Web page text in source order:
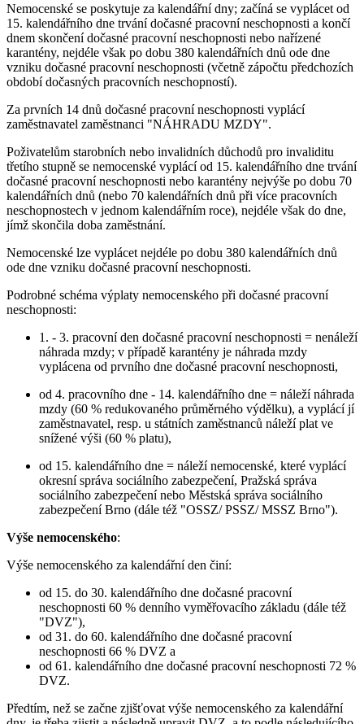
Nemocenské se poskytuje za kalendářní dny; začíná se vyplácet od
15. kalendářního dne trvání dočasné pracovní neschopnosti a končí
dnem skončení dočasné pracovní neschopnosti nebo nařízené
karantény, nejdéle však po dobu 380 kalendářních dnů ode dne
vzniku dočasné pracovní neschopnosti (včetně zápočtu předchozích
období dočasných pracovních neschopností).
Za prvních 14 dnů dočasné pracovní neschopnosti vyplácí
zaměstnavatel zaměstnanci "NÁHRADU MZDY".
Poživatelům starobních nebo invalidních důchodů pro invaliditu
třetího stupně se nemocenské vyplácí od 15. kalendářního dne trvání
dočasné pracovní neschopnosti nebo karantény nejvýše po dobu 70
kalendářních dnů (nebo 70 kalendářních dnů při více pracovních
neschopnostech v jednom kalendářním roce), nejdéle však do dne,
jímž skončila doba zaměstnání.
Nemocenské lze vyplácet nejdéle po dobu 380 kalendářních dnů
ode dne vzniku dočasné pracovní neschopnosti.
Podrobné schéma výplaty nemocenského při dočasné pracovní
neschopnosti:
1. - 3. pracovní den dočasné pracovní neschopnosti = nenáleží
náhrada mzdy; v případě karantény je náhrada mzdy
vyplácena od prvního dne dočasné pracovní neschopnosti,
od 4. pracovního dne - 14. kalendářního dne = náleží náhrada
mzdy (60 % redukovaného průměrného výdělku), a vyplácí jí
zaměstnavatel, resp. u státních zaměstnanců náleží plat ve
snížené výši (60 % platu),
od 15. kalendářního dne = náleží nemocenské, které vyplácí
okresní správa sociálního zabezpečení, Pražská správa
sociálního zabezpečení nebo Městská správa sociálního
zabezpečení Brno (dále též "OSSZ/ PSSZ/ MSSZ Brno").
Výše nemocenského:
Výše nemocenského za kalendářní den činí:
od 15. do 30. kalendářního dne dočasné pracovní
neschopnosti 60 % denního vyměřovacího základu (dále též
"DVZ"),
od 31. do 60. kalendářního dne dočasné pracovní
neschopnosti 66 % DVZ a
od 61. kalendářního dne dočasné pracovní neschopnosti 72 %
DVZ.
Předtím, než se začne zjišťovat výše nemocenského za kalendářní